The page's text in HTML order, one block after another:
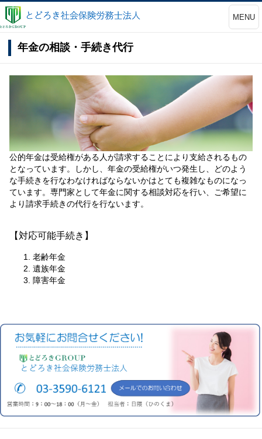
MENU
年金の相談・手続き代行
公的年金は受給権がある人が請求することにより支給されるもの
となっています。しかし、年金の受給権がいつ発生し、どのよう
な手続きを行なわなければならないかはとても複雑なものになっ
ています。専門家として年金に関する相談対応を行い、ご希望に
より請求手続きの代行を行ないます。
【対応可能手続き】
老齢年金
遺族年金
障害年金